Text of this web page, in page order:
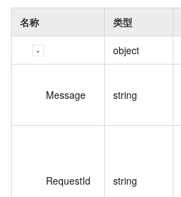
名称 类型
object
Message string
RequestId string